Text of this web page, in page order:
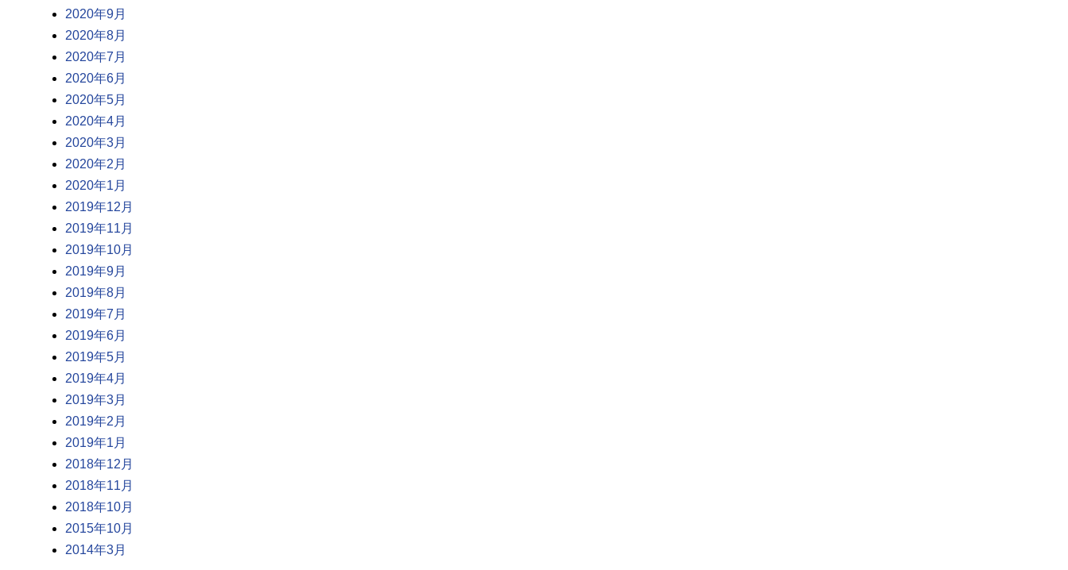
2020年9月
2020年8月
2020年7月
2020年6月
2020年5月
2020年4月
2020年3月
2020年2月
2020年1月
2019年12月
2019年11月
2019年10月
2019年9月
2019年8月
2019年7月
2019年6月
2019年5月
2019年4月
2019年3月
2019年2月
2019年1月
2018年12月
2018年11月
2018年10月
2015年10月
2014年3月